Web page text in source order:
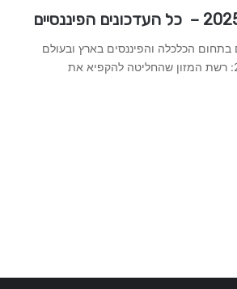
בתחום הכלכלה והפיננסים בארץ ובעולם
ביום חמישי 2 ינואר 2025: רשת המזון שהחליטה להקפיא את